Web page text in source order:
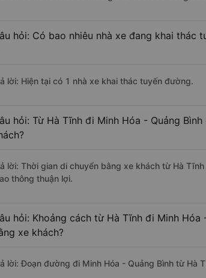
hỏi: Có bao nhiêu nhà xe đang khai thác
lời: Hiện tại có 1 nhà xe khai thác tuyến đường.
hỏi: Từ Hà Tĩnh đi Minh Hóa - Quảng
lời: Thời gian di chuyển bằng xe khách từ Hà
thông thuận lợi.
hỏi: Khoảng cách từ Hà Tĩnh đi Minh
xe khách?
lời: Đoạn đường đi Minh Hóa - Quảng Bình từ Hà